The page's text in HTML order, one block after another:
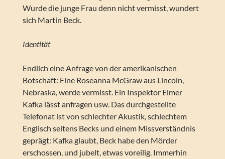
Wurde die junge Frau denn nicht vermisst, wundert
sich Martin Beck.
Identität
Endlich eine Anfrage von der amerikanischen
Botschaft: Eine Roseanna McGraw aus Lincoln,
Nebraska, werde vermisst. Ein Inspektor Elmer
Kafka lässt anfragen usw. Das durchgestellte
Telefonat ist von schlechter Akustik, schlechtem
Englisch seitens Becks und einem Missverständnis
geprägt: Kafka glaubt, Beck habe den Mörder
erschossen, und jubelt, etwas voreilig. Immerhin